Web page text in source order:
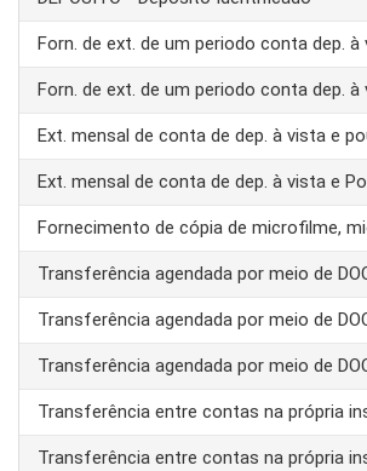
Forn. de ext. de um periodo conta dep. à
Forn. de ext. de um periodo conta dep. à
Ext. mensal de conta de dep. à vista e
Ext. mensal de conta de dep. à vista e
Fornecimento de cópia de microfilme,
Transferência agendada por meio de
Transferência agendada por meio de
Transferência agendada por meio de
Transferência entre contas na própria
Transferência entre contas na própria